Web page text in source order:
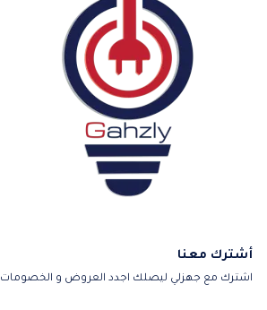
أشترك معنا
اشترك مع جهزلي ليصلك اجدد العروض و الخصومات